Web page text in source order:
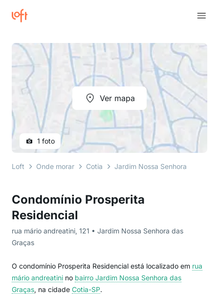
Condomínio Prosperita
Residencial
rua mário andreatini, 121 • Jardim Nossa Senhora das
Graças
O condomínio Prosperita Residencial está localizado em rua
mário andreatini no bairro Jardim Nossa Senhora das
Graças, na cidade Cotia-SP.
Ver mapa
1 foto
Loft Onde morar Cotia Jardim Nossa Senhora das